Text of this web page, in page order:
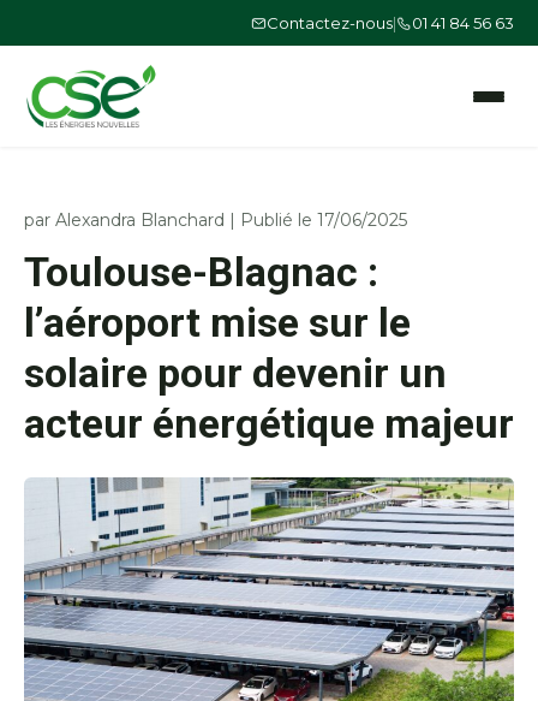
Contactez-nous| 01 41 84 56 63
Ouvrir le
par Alexandra Blanchard | Publié le 17/06/2025
Toulouse-Blagnac :
l’aéroport mise sur le
solaire pour devenir un
acteur énergétique majeur